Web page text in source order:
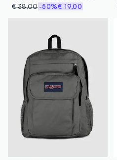
€ 38,00-50%€ 19,00